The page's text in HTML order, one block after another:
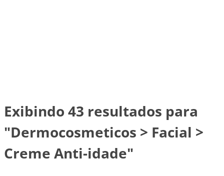
Exibindo 43 resultados para
"Dermocosmeticos > Facial >
Creme Anti-idade"